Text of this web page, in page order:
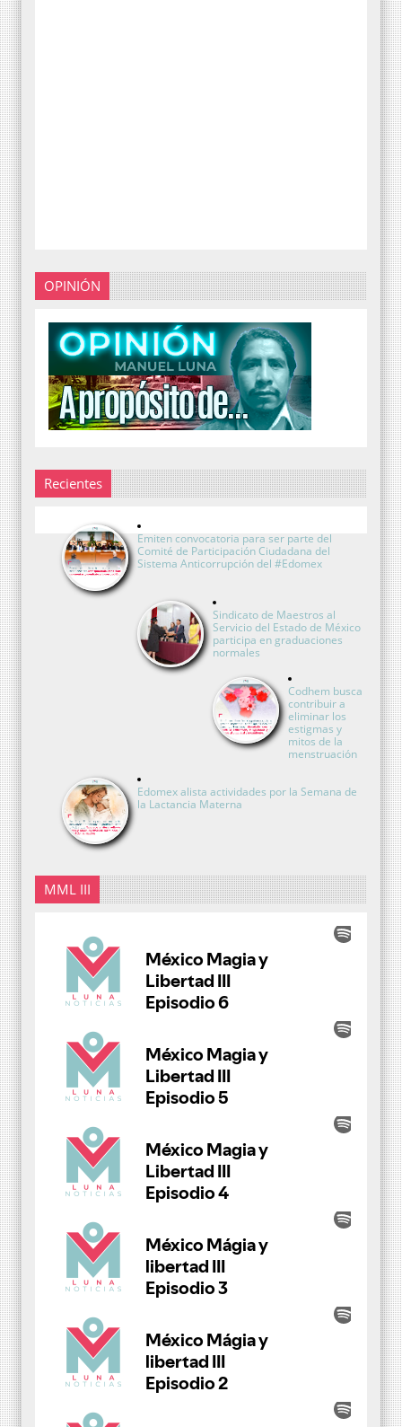
OPINIÓN
Recientes
Emiten convocatoria para ser parte del
Comité de Participación Ciudadana del
Sistema Anticorrupción del #Edomex
Sindicato de Maestros al
Servicio del Estado de México
participa en graduaciones
normales
Codhem busca
contribuir a
eliminar los
estigmas y
mitos de la
menstruación
Edomex alista actividades por la Semana de
la Lactancia Materna
MML III